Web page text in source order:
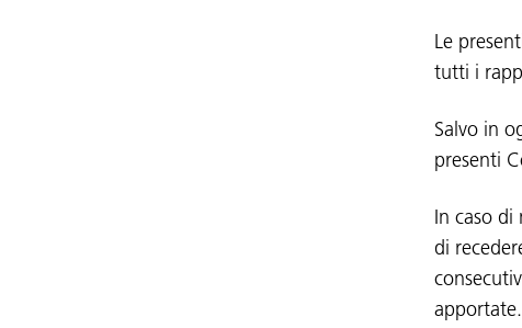
Le
tutti i
Salvo in
presenti
In caso
di
apportate.